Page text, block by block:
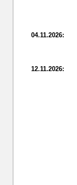
04.11.2026:
12.11.2026: